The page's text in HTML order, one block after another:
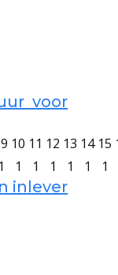
voor
10 11 12 13 14 15
1 1 1 1 1 1 1
inlever